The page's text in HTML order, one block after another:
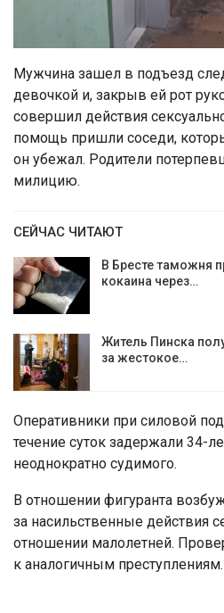
Мужчина зашел в подъезд
девочкой и, закрыв ей рот
совершил действия
помощь пришли соседи,
он убежал. Родители
милицию.
СЕЙЧАС ЧИТАЮТ
В Бресте таможня
кокаина через…
Житель Пинска
за жестокое…
Оперативники при силовой
течение суток задержали 34-
неоднократно судимого.
В отношении фигуранта
за насильственные действия
отношении малолетней.
к аналогичным преступлениям.